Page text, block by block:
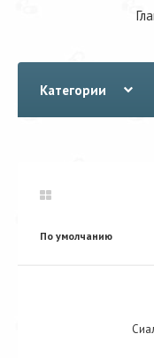
Категории